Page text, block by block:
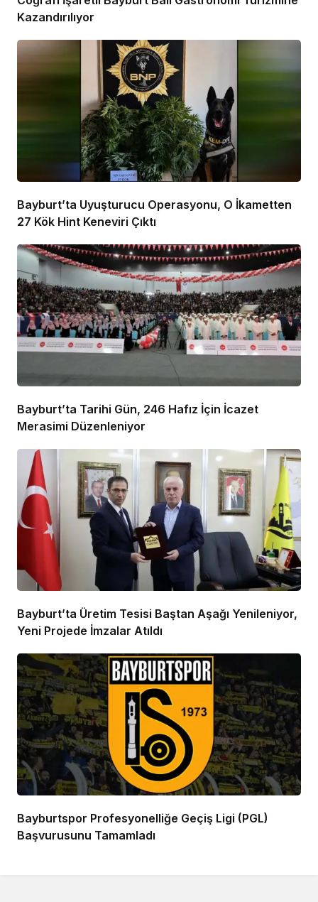
Kazandırılıyor
Bayburt’ta Uyuşturucu Operasyonu, O İkametten
27 Kök Hint Keneviri Çıktı
Bayburt’ta Tarihi Gün, 246 Hafız İçin İcazet
Merasimi Düzenleniyor
Bayburt’ta Üretim Tesisi Baştan Aşağı Yenileniyor,
Yeni Projede İmzalar Atıldı
Bayburtspor Profesyonelliğe Geçiş Ligi (PGL)
Başvurusunu Tamamladı